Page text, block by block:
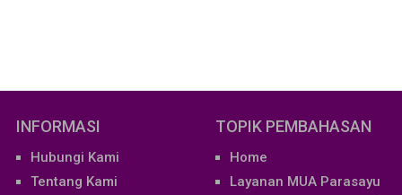
INFORMASI
Hubungi Kami
Tentang Kami
TOPIK PEMBAHASAN
Home
Layanan MUA Parasayu